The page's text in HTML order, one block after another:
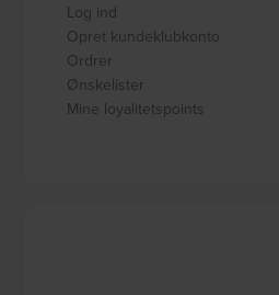
Log ind
Opret kundeklubkonto
Ordrer
Ønskelister
Mine loyalitetspoints